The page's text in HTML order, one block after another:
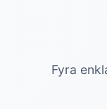
Fyra